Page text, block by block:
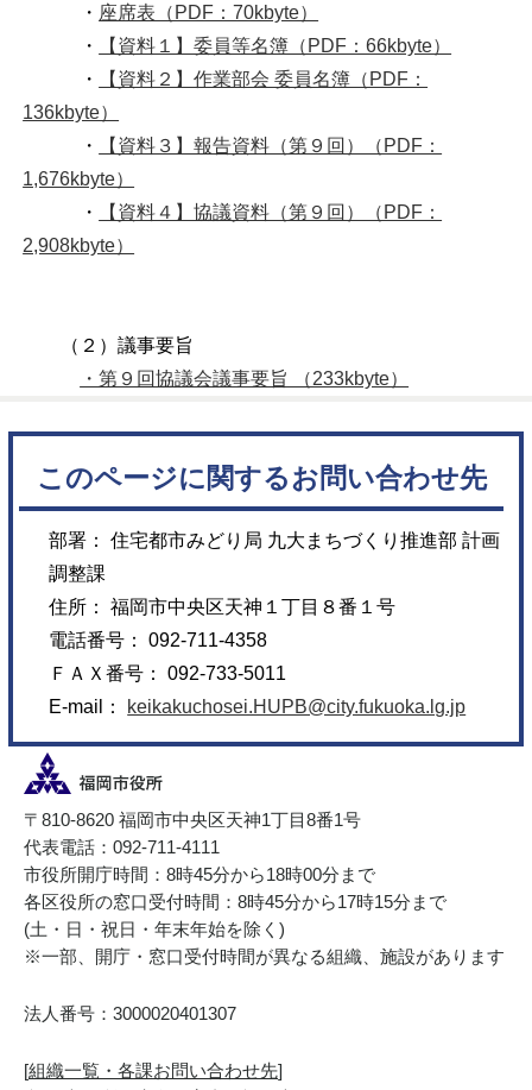
・ 座席表（PDF：70kbyte）
・
【資料１】委員等名簿（PDF：66kbyte）
・
【資料２】作業部会 委員名簿（PDF：
136kbyte）
・
【資料３】報告資料（第９回）（PDF：
1,676kbyte）
・
【資料４】協議資料（第９回）（PDF：
2,908kbyte）
（２）議事要旨
・第９回協議会議事要旨 （233kbyte）
このページに関するお問い合わせ先
部署： 住宅都市みどり局 九大まちづくり推進部 計画
調整課
住所： 福岡市中央区天神１丁目８番１号
電話番号： 092-711-4358
ＦＡＸ番号： 092-733-5011
E-mail：
keikakuchosei.HUPB@city.fukuoka.lg.jp
〒810-8620 福岡市中央区天神1丁目8番1号
代表電話：092-711-4111
市役所開庁時間：8時45分から18時00分まで
各区役所の窓口受付時間：8時45分から17時15分まで
(土・日・祝日・年末年始を除く)
※一部、開庁・窓口受付時間が異なる組織、施設があります
法人番号：3000020401307
[組織一覧・各課お問い合わせ先]